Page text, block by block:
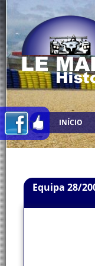
INÍCIO
Equipa 28/